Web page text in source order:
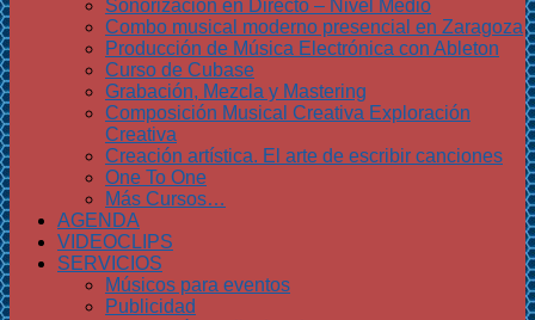
Sonorización en Directo – Nivel Medio
Combo musical moderno presencial en Zaragoza
Producción de Música Electrónica con Ableton
Curso de Cubase
Grabación, Mezcla y Mastering
Composición Musical Creativa Exploración
Creativa
Creación artística. El arte de escribir canciones
One To One
Más Cursos…
AGENDA
VIDEOCLIPS
SERVICIOS
Músicos para eventos
Publicidad